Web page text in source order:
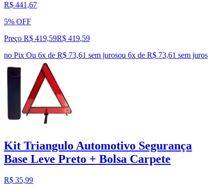
R$ 441,67
5% OFF
Preço R$ 419,59R$ 419,59
no Pix Ou 6x de R$ 73,61 sem jurosou 6x de R$ 73,61 sem juros
Kit Triangulo Automotivo Segurança
Base Leve Preto + Bolsa Carpete
R$ 35,99